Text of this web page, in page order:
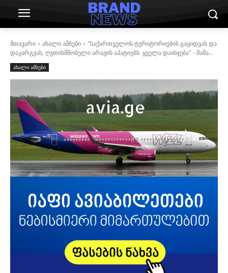
მთავარი ახალი ამბები
"საქართველოს ტერიტორიების გაყიდვას და
დაკარგვას, ღვთისმშობელი არავის აპატიებს. ყველა დაისჯება" - მამა...
ახალი ამბები